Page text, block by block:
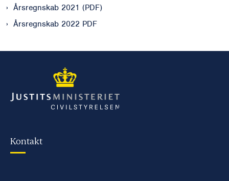
Årsregnskab 2021 (PDF)
Årsregnskab 2022 PDF
Kontakt